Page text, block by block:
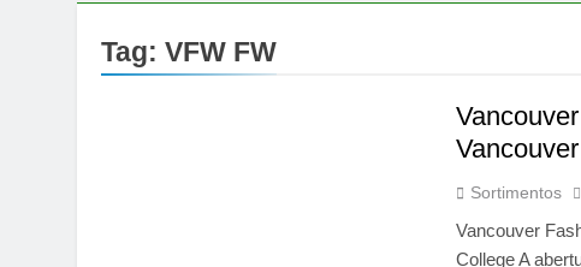
Tag: VFW FW
Sortimentos
Vancouver
College A